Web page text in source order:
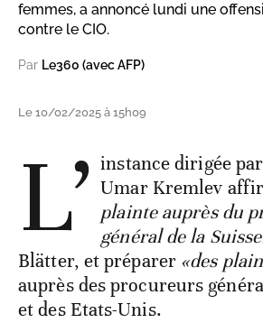
femmes, a annoncé lundi une
contre le CIO.
Par Le360 (avec AFP)
Le 10/02/2025 à 15h09
L’ instance dirigée
Umar Kremlev
plainte auprès du
général de la
Blätter, et préparer «des
auprès des procureurs
et des Etats-Unis.